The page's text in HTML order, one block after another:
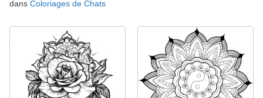
dans Coloriages de Chats